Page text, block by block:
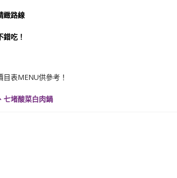
緻路線
吃！
表MENU供參考！
七堵酸菜白肉鍋